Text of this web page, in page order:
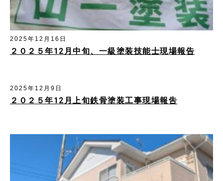
２０２５年12月中旬、一級塗装技能士現場報告
2025年12月16日
２０２５年12月上旬鉄骨塗装工事現場報吿
2025年12月9日